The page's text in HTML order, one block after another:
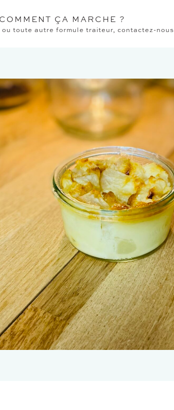
COMMENT ÇA MARCHE ?
ou toute autre formule traiteur, contactez-nous